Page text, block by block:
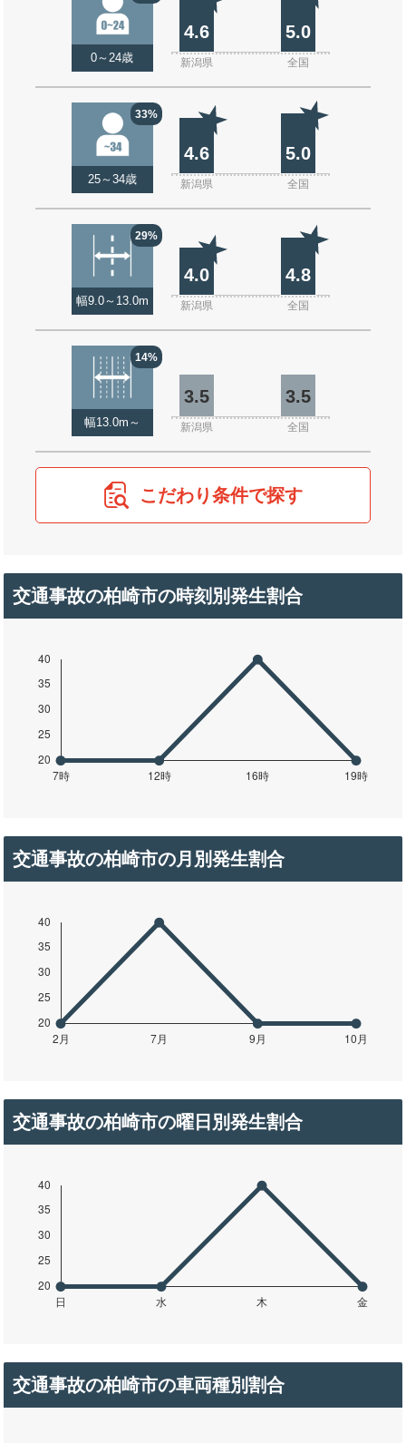
0～24歳
4.6 5.0
新潟県 全国
33%
25～34歳
4.6 5.0
新潟県 全国
29%
幅9.0～13.0m
4.0 4.8
新潟県 全国
14%
幅13.0m～
3.5 3.5
新潟県 全国
こだわり条件で探す
交通事故の柏崎市の時刻別発生割合
交通事故の柏崎市の月別発生割合
交通事故の柏崎市の曜日別発生割合
交通事故の柏崎市の車両種別割合